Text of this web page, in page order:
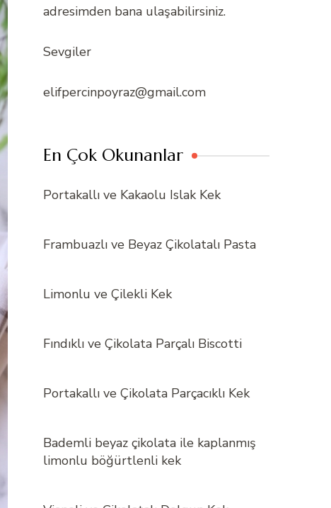
adresimden bana ulaşabilirsiniz.
Sevgiler
elifpercinpoyraz@gmail.com
En Çok Okunanlar
Portakallı ve Kakaolu Islak Kek
Frambuazlı ve Beyaz Çikolatalı Pasta
Limonlu ve Çilekli Kek
Fındıklı ve Çikolata Parçalı Biscotti
Portakallı ve Çikolata Parçacıklı Kek
Bademli beyaz çikolata ile kaplanmış
limonlu böğürtlenli kek